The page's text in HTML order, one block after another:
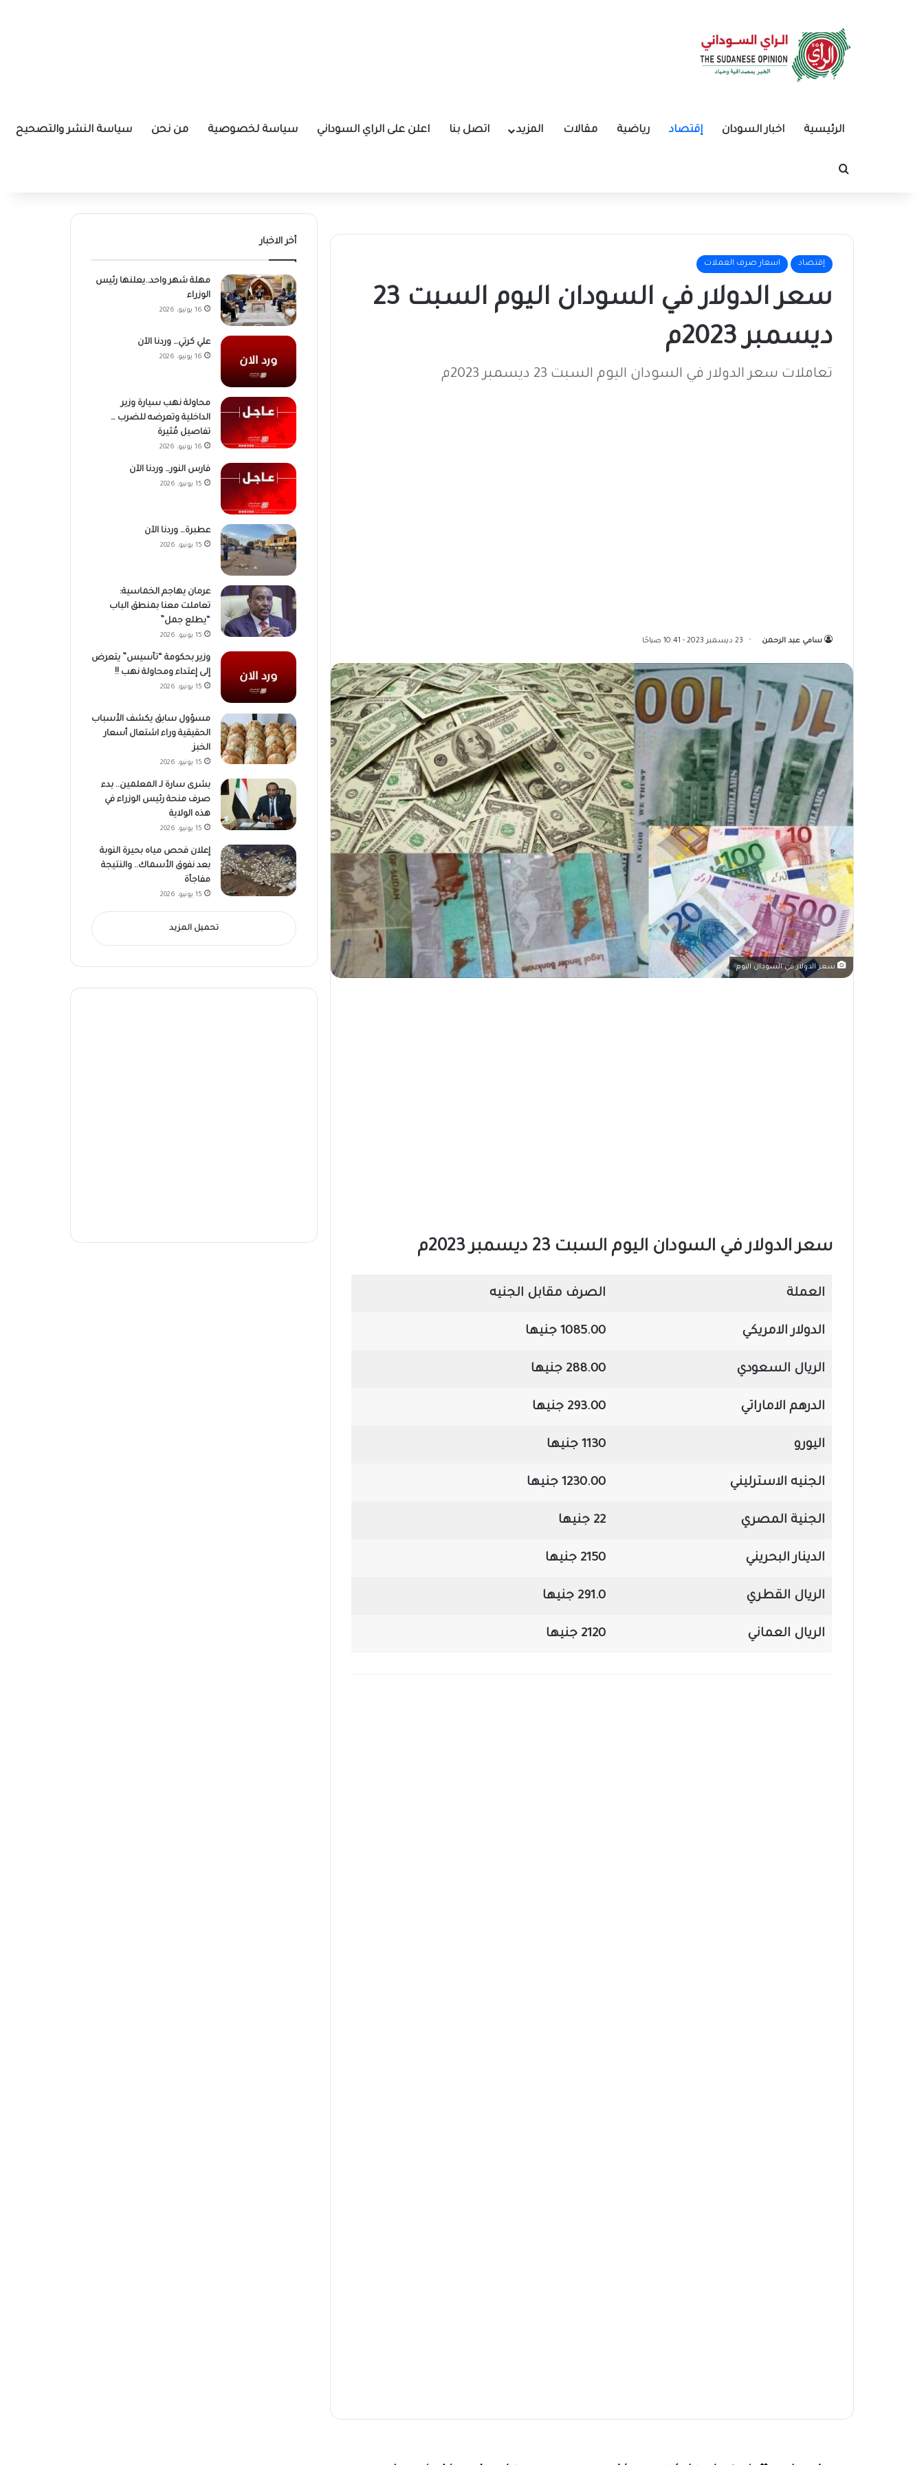
الرئيسية اخبار السودان إقتصاد رياضية مقالات المزيد اتصل بنا اعلن على الراي السوداني سياسة لخصوصية من نحن سياسة النشر والتصحيح
بحث عن
إقتصاد اسعار صرف العملات
سعر الدولار في السودان اليوم السبت 23
ديسمبر 2023م
تعاملات سعر الدولار في السودان اليوم السبت 23 ديسمبر 2023م
سامي عبد الرحمن 23 ديسمبر 2023 - 10:41 صباحًا
سعر الدولار في السودان اليوم
سعر الدولار في السودان اليوم السبت 23 ديسمبر 2023م
العملة الصرف مقابل الجنيه
الدولار الامريكي 1085.00 جنيها
الريال السعودي 288.00 جنيها
الدرهم الاماراتي 293.00 جنيها
اليورو 1130 جنيها
الجنيه الاسترليني 1230.00 جنيها
الجنية المصري 22 جنيها
الدينار البحريني 2150 جنيها
الريال القطري 291.0 جنيها
الريال العماني 2120 جنيها
أخر الاخبار
مهلة شهر واحد..يعلنها رئيس
الوزراء
16 يونيو، 2026
علي كرتي… وردنا الآن
16 يونيو، 2026
محاولة نهب سيارة وزير
الداخلية وتعرضه للضرب …
تفاصيل مُثيرة
16 يونيو، 2026
فارس النور… وردنا الآن
15 يونيو، 2026
عطبرة… وردنا الآن
15 يونيو، 2026
عرمان يهاجم الخماسية:
تعاملت معنا بمنطق الباب
“يطلع جمل”
15 يونيو، 2026
وزير بحكومة “تأسيس” يتعرض
إلى إعتداء ومحاولة نهب !!
15 يونيو، 2026
مسؤول سابق يكشف الأسباب
الحقيقية وراء اشتعال أسعار
الخبز
15 يونيو، 2026
بشرى سارة لـ المعلمين.. بدء
صرف منحة رئيس الوزراء في
هذه الولاية
15 يونيو، 2026
إعلان فحص مياه بحيرة النوبة
بعد نفوق الأسماك.. والنتيجة
مفاجأة
15 يونيو، 2026
تحميل المزيد